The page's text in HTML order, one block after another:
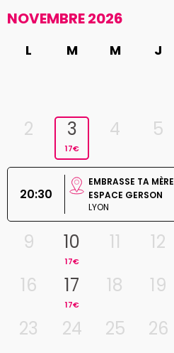
NOVEMBRE 2026
L M M J
2
3
17€
4 5
20:30
EMBRASSE TA MÈRE
ESPACE GERSON
LYON
9 10
17€
11 12
16
17
17€
18 19
23
24 25 26